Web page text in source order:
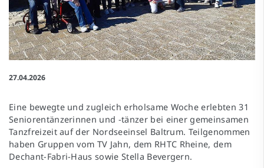
27.04.2026
Eine bewegte und zugleich erholsame Woche erlebten 31
Seniorentänzerinnen und -tänzer bei einer gemeinsamen
Tanzfreizeit auf der Nordseeinsel Baltrum. Teilgenommen
haben Gruppen vom TV Jahn, dem RHTC Rheine, dem
Dechant-Fabri-Haus sowie Stella Bevergern.